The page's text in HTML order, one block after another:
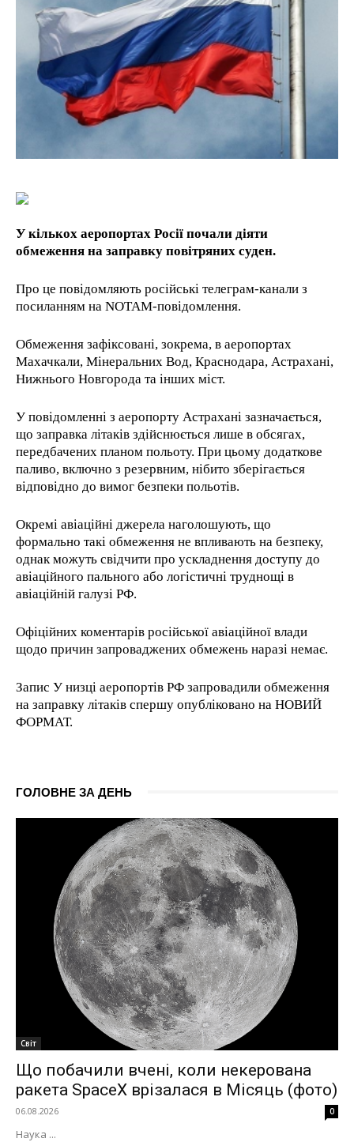
1-YEAR
/ year
Pay now and you get access to exclusive news and
articles for a whole year.
1-MONTH
subscription.
У кількох аеропортах Росії почали діяти
обмеження на заправку повітряних суден.
Про це повідомляють російські телеграм-канали з
посиланням на NOTAM-повідомлення.
Обмеження зафіксовані, зокрема, в аеропортах
Махачкали, Мінеральних Вод, Краснодара, Астрахані,
Нижнього Новгорода та інших міст.
У повідомленні з аеропорту Астрахані зазначається,
що заправка літаків здійснюється лише в обсягах,
передбачених планом польоту. При цьому додаткове
паливо, включно з резервним, нібито зберігається
відповідно до вимог безпеки польотів.
Окремі авіаційні джерела наголошують, що
формально такі обмеження не впливають на безпеку,
однак можуть свідчити про ускладнення доступу до
авіаційного пального або логістичні труднощі в
авіаційній галузі РФ.
Офіційних коментарів російської авіаційної влади
щодо причин запроваджених обмежень наразі немає.
Запис У низці аеропортів РФ запровадили обмеження
на заправку літаків спершу опубліковано на НОВИЙ
ФОРМАТ.
ГОЛОВНЕ ЗА ДЕНЬ
Світ
Що побачили вчені, коли некерована
ракета SpaceX врізалася в Місяць (фото)
06.08.2026 0
Наука ...